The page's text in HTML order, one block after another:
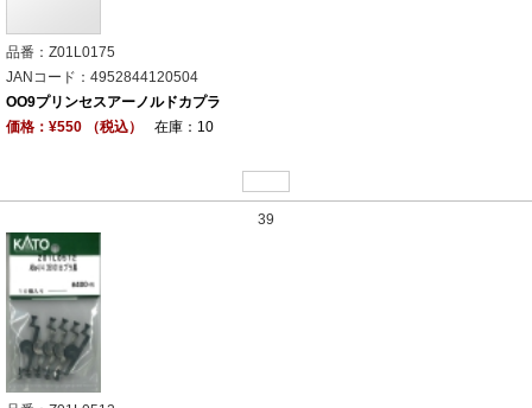
品番：Z01L0175
JANコード：4952844120504
OO9プリンセスアーノルドカプラ
価格：¥550 （税込）
在庫：10
39